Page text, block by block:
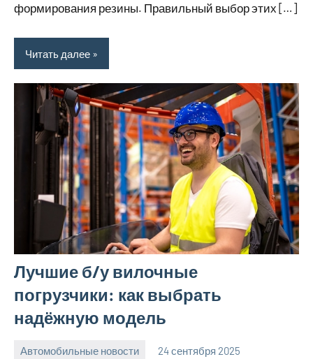
формирования резины. Правильный выбор этих […]
Читать далее
Лучшие б/у вилочные
погрузчики: как выбрать
надёжную модель
Автомобильные новости 24 сентября 2025